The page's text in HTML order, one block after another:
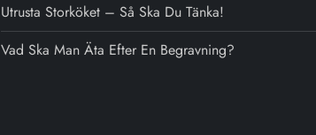
Utrusta Storköket – Så Ska Du Tänka!
Vad Ska Man Äta Efter En Begravning?